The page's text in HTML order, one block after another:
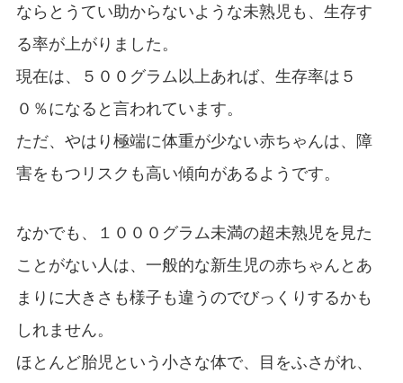
ならとうてい助からないような未熟児も、生存す
る率が上がりました。
現在は、５００グラム以上あれば、生存率は５
０％になると言われています。
ただ、やはり極端に体重が少ない赤ちゃんは、障
害をもつリスクも高い傾向があるようです。
なかでも、１０００グラム未満の超未熟児を見た
ことがない人は、一般的な新生児の赤ちゃんとあ
まりに大きさも様子も違うのでびっくりするかも
しれません。
ほとんど胎児という小さな体で、目をふさがれ、